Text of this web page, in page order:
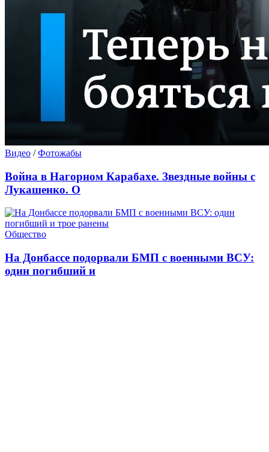
Видео /Фотожабы
Война в Нагорном Карабахе. Звездные войны с
Лукашенко. О
Общество
На Донбассе подорвали БМП с военными ВСУ:
один погибший и